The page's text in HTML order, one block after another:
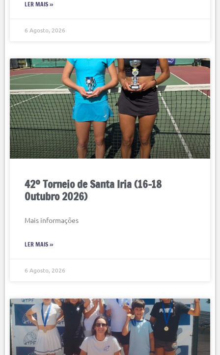
LER MAIS »
6 Agosto, 2026
42º Torneio de Santa Iria (16-18
Outubro 2026)
Mais informações
LER MAIS »
6 Agosto, 2026